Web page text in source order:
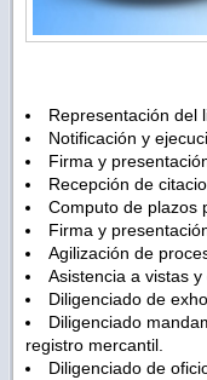
Representación del
Notificación y
Firma y
Recepción de
Computo de plazos
Firma y
Agilización de
Asistencia a vistas y
Diligenciado de
Diligenciado
registro mercantil.
Diligenciado de